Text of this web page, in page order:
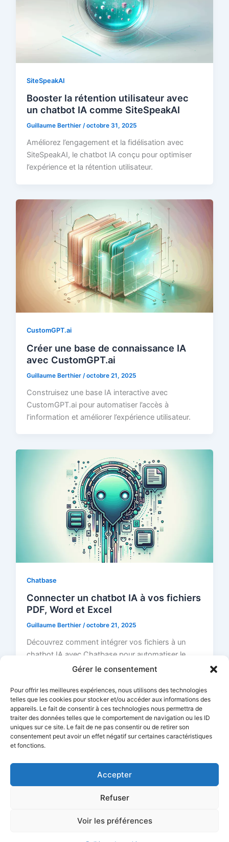
Gérer le consentement
Pour offrir les meilleures expériences, nous utilisons des technologies
telles que les cookies pour stocker et/ou accéder aux informations des
appareils. Le fait de consentir à ces technologies nous permettra de
traiter des données telles que le comportement de navigation ou les ID
uniques sur ce site. Le fait de ne pas consentir ou de retirer son
consentement peut avoir un effet négatif sur certaines caractéristiques
et fonctions.
Accepter
Refuser
Voir les préférences
SiteSpeakAI
Booster la rétention utilisateur avec
un chatbot IA comme SiteSpeakAI
Guillaume Berthier/octobre 31, 2025
Améliorez l’engagement et la fidélisation avec
SiteSpeakAI, le chatbot IA conçu pour optimiser
l’expérience et la rétention utilisateur.
CustomGPT.ai
Créer une base de connaissance IA
avec CustomGPT.ai
Guillaume Berthier /octobre 21, 2025
Construisez une base IA interactive avec
CustomGPT.ai pour automatiser l’accès à
l’information et améliorer l’expérience utilisateur.
Chatbase
Connecter un chatbot IA à vos fichiers
PDF, Word et Excel
Guillaume Berthier/octobre 21, 2025
Découvrez comment intégrer vos fichiers à un
chatbot IA avec Chatbase pour automatiser le
support et améliorer l’expérience client.
1 2 Suivant→
Copyright © 2026 SmartlyAI | Propulsé par